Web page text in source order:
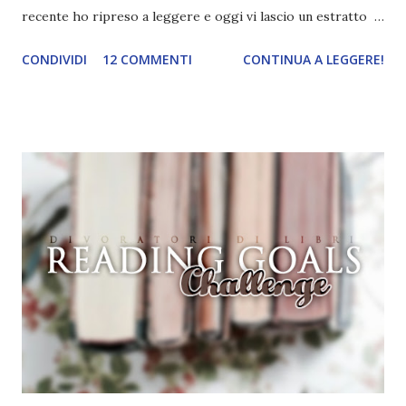
recente ho ripreso a leggere e oggi vi lascio un estratto
bellissimo, spero lo sia anche il contenuto. Fatemi sapere
scappato dall'uscita antincendio per poi tornare verso il
parcheggio. Che forse non era il piano migliore, visto che
un mezzo non ce l'avevo. E sto lì a guardarmi in giro
mentre dal cielo piove fuoco e io muoio di freddo, perché
quando fa brutto il vento gelato di Kerenza raggiunge i
quaranta sotto zero. E a quel punto la vedo. Intervistatore:
Chi? Ezra Mason: La mia ex. Che mi aveva mollato tipo tre
ore prima. Un po' imbarazzante. Intervistatore: Che ...
CONDIVIDI 12 COMMENTI CONTINUA A LEGGERE!